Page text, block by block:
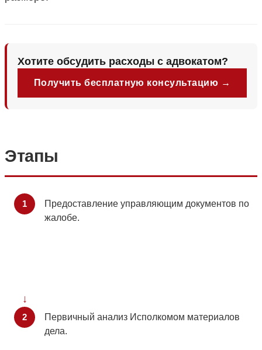
Хотите обсудить расходы с адвокатом?
Получить бесплатную консультацию →
Этапы
Предоставление управляющим документов по
жалобе.
Первичный анализ Исполкомом материалов
дела.